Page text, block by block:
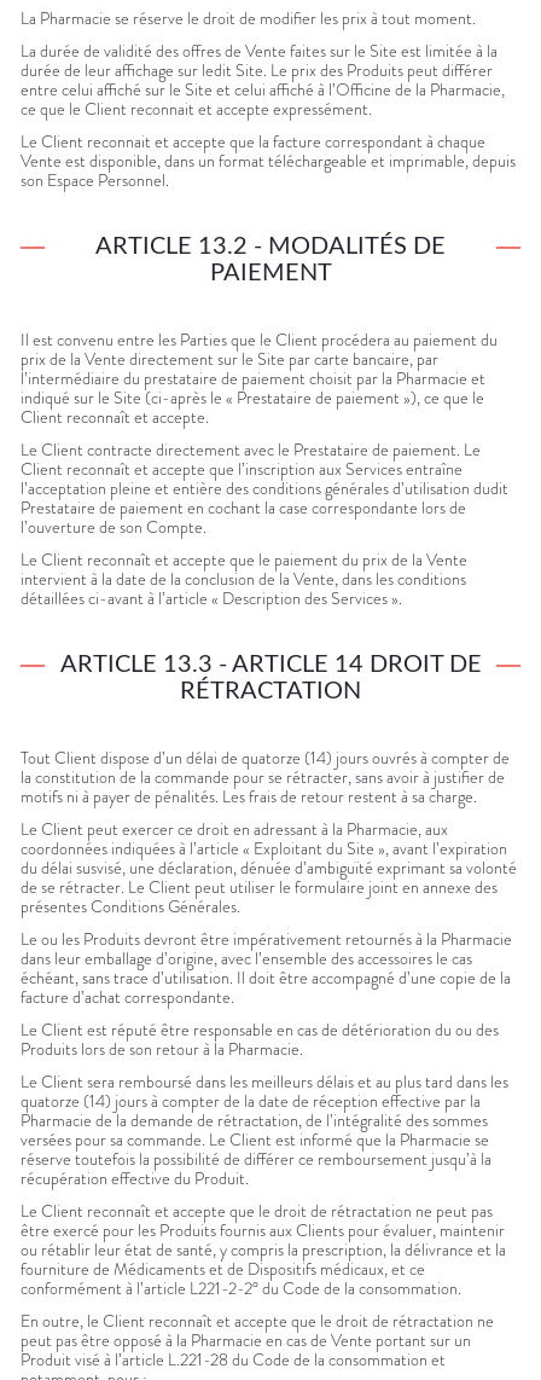
La Pharmacie se réserve le droit de modifier les prix à tout moment.
La durée de validité des offres de Vente faites sur le Site est limitée à la
durée de leur affichage sur ledit Site. Le prix des Produits peut différer
entre celui affiché sur le Site et celui affiché à l’Officine de la Pharmacie,
ce que le Client reconnait et accepte expressément.
Le Client reconnait et accepte que la facture correspondant à chaque
Vente est disponible, dans un format téléchargeable et imprimable, depuis
son Espace Personnel.
ARTICLE 13.2 - MODALITÉS DE
PAIEMENT
Il est convenu entre les Parties que le Client procédera au paiement du
prix de la Vente directement sur le Site par carte bancaire, par
l’intermédiaire du prestataire de paiement choisit par la Pharmacie et
indiqué sur le Site (ci-après le « Prestataire de paiement »), ce que le
Client reconnaît et accepte.
Le Client contracte directement avec le Prestataire de paiement. Le
Client reconnaît et accepte que l’inscription aux Services entraîne
l’acceptation pleine et entière des conditions générales d’utilisation dudit
Prestataire de paiement en cochant la case correspondante lors de
l’ouverture de son Compte.
Le Client reconnaît et accepte que le paiement du prix de la Vente
intervient à la date de la conclusion de la Vente, dans les conditions
détaillées ci-avant à l’article « Description des Services ».
ARTICLE 13.3 - ARTICLE 14 DROIT DE
RÉTRACTATION
Tout Client dispose d’un délai de quatorze (14) jours ouvrés à compter de
la constitution de la commande pour se rétracter, sans avoir à justifier de
motifs ni à payer de pénalités. Les frais de retour restent à sa charge.
Le Client peut exercer ce droit en adressant à la Pharmacie, aux
coordonnées indiquées à l’article « Exploitant du Site », avant l’expiration
du délai susvisé, une déclaration, dénuée d’ambiguïté exprimant sa volonté
de se rétracter. Le Client peut utiliser le formulaire joint en annexe des
présentes Conditions Générales.
Le ou les Produits devront être impérativement retournés à la Pharmacie
dans leur emballage d’origine, avec l’ensemble des accessoires le cas
échéant, sans trace d’utilisation. Il doit être accompagné d’une copie de la
facture d’achat correspondante.
Le Client est réputé être responsable en cas de détérioration du ou des
Produits lors de son retour à la Pharmacie.
Le Client sera remboursé dans les meilleurs délais et au plus tard dans les
quatorze (14) jours à compter de la date de réception effective par la
Pharmacie de la demande de rétractation, de l’intégralité des sommes
versées pour sa commande. Le Client est informé que la Pharmacie se
réserve toutefois la possibilité de différer ce remboursement jusqu’à la
récupération effective du Produit.
Le Client reconnaît et accepte que le droit de rétractation ne peut pas
être exercé pour les Produits fournis aux Clients pour évaluer, maintenir
ou rétablir leur état de santé, y compris la prescription, la délivrance et la
fourniture de Médicaments et de Dispositifs médicaux, et ce
conformément à l’article L221-2-2° du Code de la consommation.
En outre, le Client reconnaît et accepte que le droit de rétractation ne
peut pas être opposé à la Pharmacie en cas de Vente portant sur un
Produit visé à l’article L.221-28 du Code de la consommation et